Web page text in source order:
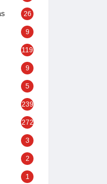
26
9
119
9
5
239
272
3
2
1